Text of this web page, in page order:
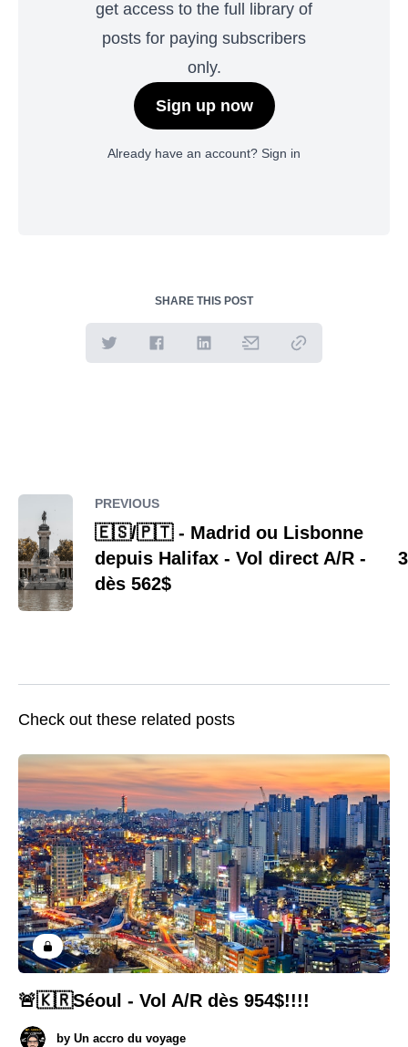
get access to the full library of
posts for paying subscribers
only.
Sign up now
Already have an account? Sign in
SHARE THIS POST
PREVIOUS
🇪🇸/🇵🇹 - Madrid ou Lisbonne
depuis Halifax - Vol direct A/R -
dès 562$
Check out these related posts
🚨🇰🇷Séoul - Vol A/R dès 954$!!!!
by Un accro du voyage